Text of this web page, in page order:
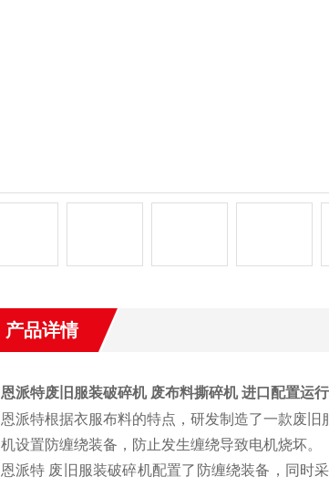
产品详情
恩派特废旧服装破碎机废布料撕碎机 进口配置运
恩派特根据衣服布料的特点，研发制造了一款废
机设置防缠绕装备，防止发生缠绕导致电机烧坏。
恩派特 废旧服装破碎机配置了防缠绕装备，同时